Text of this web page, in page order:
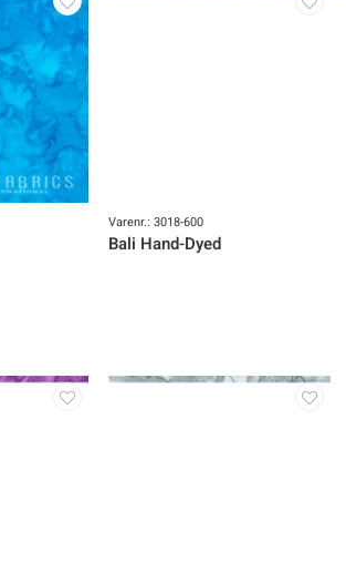
Varenr.: 3018-600
Bali Hand-Dyed